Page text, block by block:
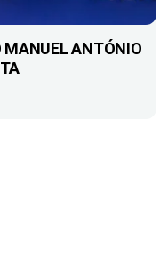
MANUEL ANTÓNIO